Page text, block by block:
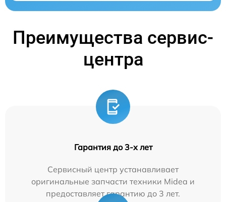
Преимущества сервис-
центра
Гарантия до 3-х лет
Сервисный центр устанавливает
оригинальные запчасти техники Midea и
предоставляет гарантию до 3 лет.